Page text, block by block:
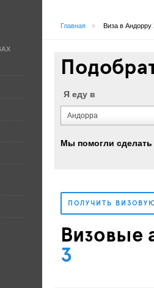
Главная » Виза в Андорру
Я еду в
Андорра
Мы помогли
ПОЛУЧИТЬ
Визовые
3